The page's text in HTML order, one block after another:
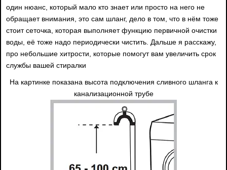
один нюанс, который мало кто знает или просто на него не
обращает внимания, это сам шланг, дело в том, что в нём тоже
стоит сеточка, которая выполняет функцию первичной очистки
воды, её тоже надо периодически чистить. Дальше я расскажу,
про небольшие хитрости, которые помогут вам увеличить срок
службы вашей стиралки
На картинке показана высота подключения сливного шланга к
канализационной трубе